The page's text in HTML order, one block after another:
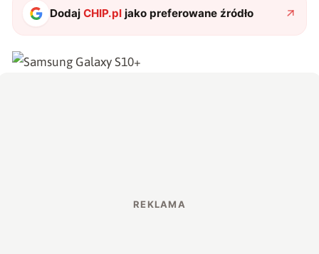
DodajCHIP.pl jako preferowane źródło